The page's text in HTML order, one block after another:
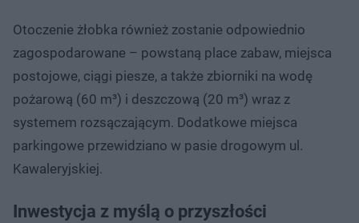
Otoczenie żłobka również zostanie odpowiednio
zagospodarowane – powstaną place zabaw, miejsca
postojowe, ciągi piesze, a także zbiorniki na wodę
pożarową (60 m³) i deszczową (20 m³) wraz z
systemem rozsączającym. Dodatkowe miejsca
parkingowe przewidziano w pasie drogowym ul.
Kawaleryjskiej.
Inwestycja z myślą o przyszłości